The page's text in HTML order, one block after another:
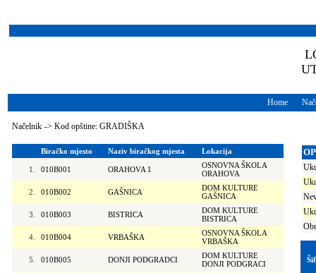
Home
Načelnik -> Kod opštine: GRADIŠKA
Biračko mjesto Naziv biračkog mjesta Lokacija
1. 010B001 ORAHOVA 1
OSNOVNA ŠKOLA
ORAHOVA
2. 010B002 GAŠNICA
DOM KULTURE
GAŠNICA
3. 010B003 BISTRICA
DOM KULTURE
BISTRICA
4. 010B004 VRBAŠKA
OSNOVNA ŠKOLA
VRBAŠKA
5. 010B005 DONJI PODGRADCI
DOM KULTURE
DONJI PODGRACI